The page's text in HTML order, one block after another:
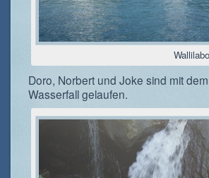
Doro, Norbert und Joke sind mit
Wasserfall gelaufen.